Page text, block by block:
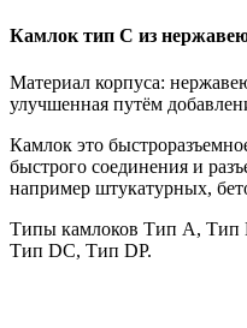
Камлок тип С из
Материал корпуса:
улучшенная путём
Камлок это
быстрого соединения и
например штукатурных,
Типы камлоков Тип A,
Тип DC, Тип DP.